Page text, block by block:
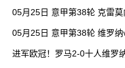
05月25日 意甲第38轮 克雷
05月25日 意甲第38轮 维罗
进军欧冠！罗马2-0十人维罗